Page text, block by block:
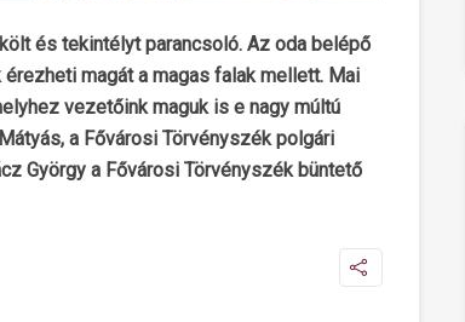
és tekintélyt parancsoló. Az oda belépő
magát a magas falak mellett. Mai
vezetőink maguk is e nagy múltú
a Fővárosi Törvényszék polgári
György a Fővárosi Törvényszék büntető